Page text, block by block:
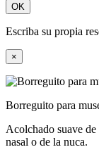
OK
Escriba su propia
×
Borreguito para
Acolchado suave
nasal o de la nuca.